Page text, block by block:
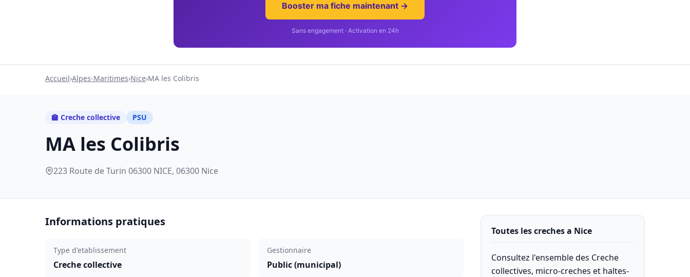
Booster ma fiche maintenant →
Sans engagement · Activation en 24h
Accueil›Alpes-Maritimes›Nice›MA les Colibris
🏫 Creche collective PSU
MA les Colibris
223 Route de Turin 06300 NICE, 06300 Nice
Informations pratiques
Type d'etablissement
Creche collective
Gestionnaire
Public (municipal)
Toutes les creches a Nice
Consultez l'ensemble des Creche
collectives, micro-creches et haltes-